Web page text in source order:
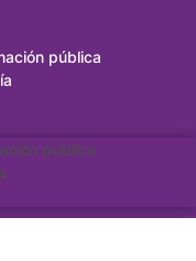
pública
pública